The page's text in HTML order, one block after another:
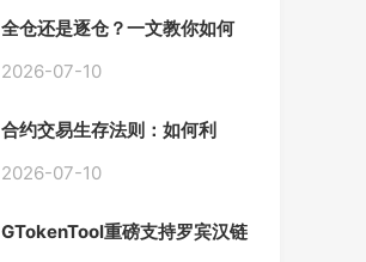
全仓还是逐仓？一文教你如何
2026-07-10
合约交易生存法则：如何利
2026-07-10
GTokenTool重磅支持罗宾汉链